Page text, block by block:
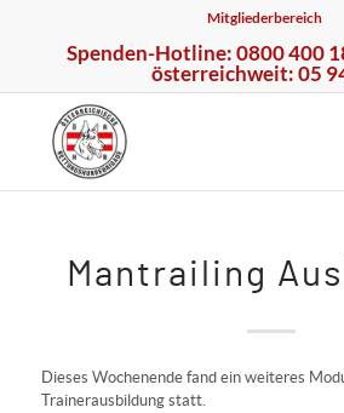
Mitgliederbereich
Spenden-Hotline: 0800 400
österreichweit: 05
Mantrailing
Dieses Wochenende fand ein weiteres
Trainerausbildung statt.